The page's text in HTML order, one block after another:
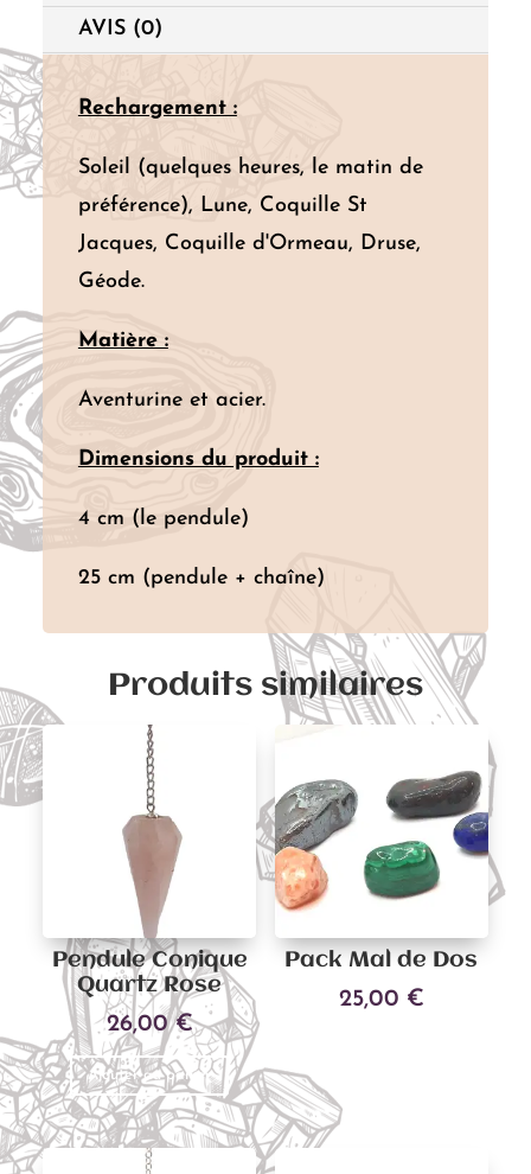
AVIS (0)
Rechargement :
Soleil (quelques heures, le matin de
préférence), Lune, Coquille St
Jacques, Coquille d'Ormeau, Druse,
Géode.
Matière :
Aventurine et acier.
Dimensions du produit :
4 cm (le pendule)
25 cm (pendule + chaîne)
Produits similaires
Pendule Conique
Quartz Rose
26,00€
Ajouter au panier
Pack Mal de Dos
25,00 €